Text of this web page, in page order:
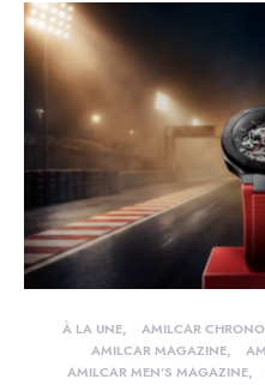
À LA UNE AMILCAR
AMILCAR MAGAZINE
AMILCAR MEN'S MAGAZINE